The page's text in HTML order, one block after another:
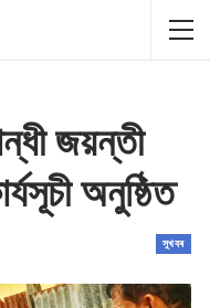
জয়ন্তী
অনুষ্ঠিত
সুখবৰ